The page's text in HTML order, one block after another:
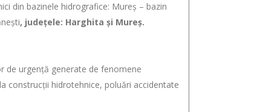
din bazinele hidrografice: Mureș – bazin
, judeţele: Harghita și Mureș.
de urgență generate de fenomene
construcții hidrotehnice, poluări accidentate